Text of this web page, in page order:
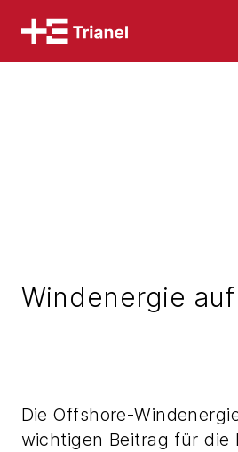
Windenergie
Die Offshore-
wichtigen Beitrag für die